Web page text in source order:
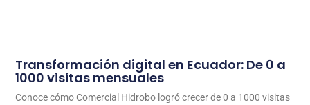
Transformación digital en Ecuador: De 0 a
1000 visitas mensuales
Conoce cómo Comercial Hidrobo logró crecer de 0 a 1000 visitas